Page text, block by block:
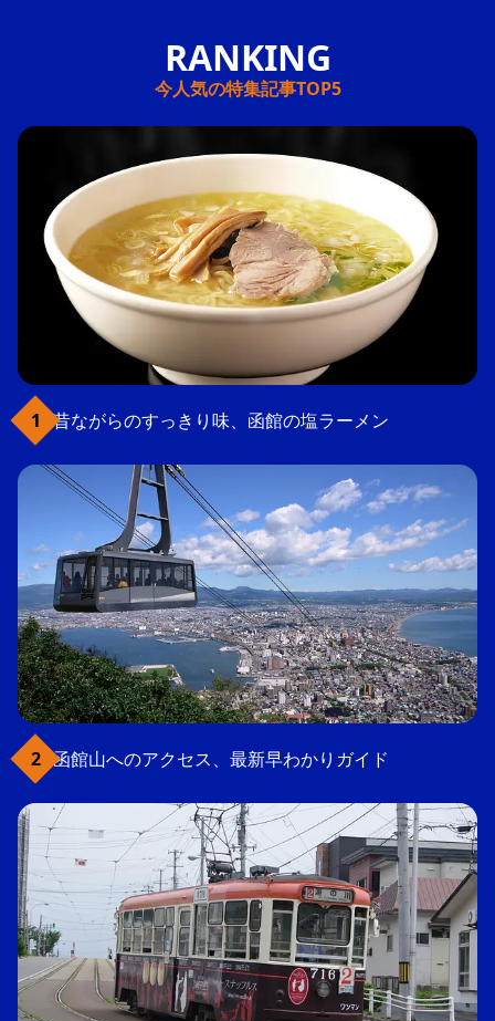
今人気の特集記事TOP5
昔ながらのすっきり味、函館の塩ラーメン
函館山へのアクセス、最新早わかりガイド